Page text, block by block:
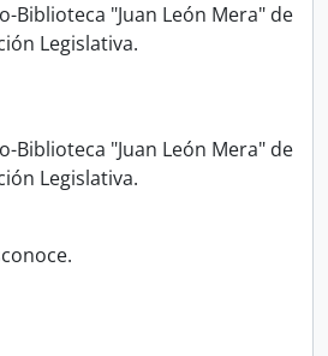
Biblioteca "Juan León Mera" de
Legislativa.
Biblioteca "Juan León Mera" de
Legislativa.